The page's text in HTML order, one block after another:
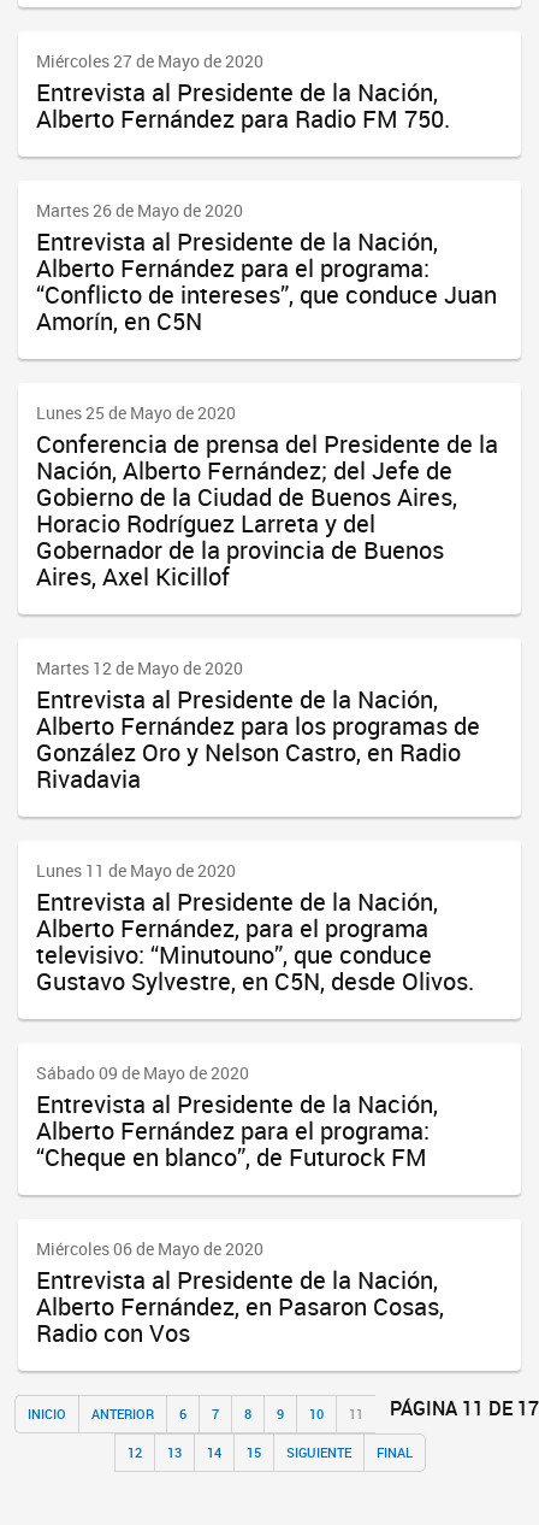
Miércoles 27 de Mayo de 2020
Entrevista al Presidente de la Nación,
Alberto Fernández para Radio FM 750.
Martes 26 de Mayo de 2020
Entrevista al Presidente de la Nación,
Alberto Fernández para el programa:
“Conflicto de intereses”, que conduce Juan
Amorín, en C5N
Lunes 25 de Mayo de 2020
Conferencia de prensa del Presidente de la
Nación, Alberto Fernández; del Jefe de
Gobierno de la Ciudad de Buenos Aires,
Horacio Rodríguez Larreta y del
Gobernador de la provincia de Buenos
Aires, Axel Kicillof
Martes 12 de Mayo de 2020
Entrevista al Presidente de la Nación,
Alberto Fernández para los programas de
González Oro y Nelson Castro, en Radio
Rivadavia
Lunes 11 de Mayo de 2020
Entrevista al Presidente de la Nación,
Alberto Fernández, para el programa
televisivo: “Minutouno”, que conduce
Gustavo Sylvestre, en C5N, desde Olivos.
Sábado 09 de Mayo de 2020
Entrevista al Presidente de la Nación,
Alberto Fernández para el programa:
“Cheque en blanco”, de Futurock FM
Miércoles 06 de Mayo de 2020
Entrevista al Presidente de la Nación,
Alberto Fernández, en Pasaron Cosas,
Radio con Vos
PÁGINA 11 DE 17
INICIO ANTERIOR 6 7 8 9 10 11
12 13 14 15 SIGUIENTE FINAL